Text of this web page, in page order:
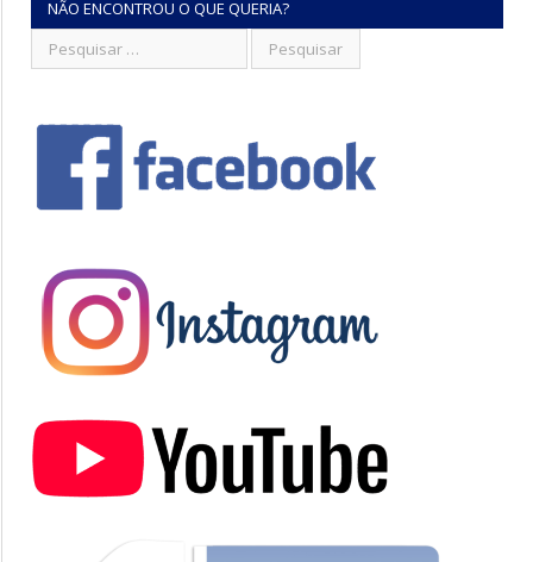
NÃO ENCONTROU O QUE QUERIA?